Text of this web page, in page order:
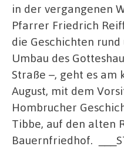
in der vergangenen
Pfarrer Friedrich
die Geschichten
Umbau des
Straße –, geht es am
August, mit dem
Hombrucher
Tibbe, auf den alten
Bauernfriedhof.